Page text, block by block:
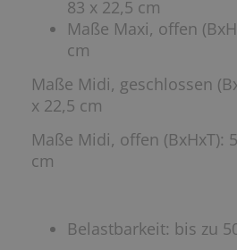
83 x 22,5 cm
Maße Maxi, offen
cm
Maße Midi, geschlossen
x 22,5 cm
Maße Midi, offen (BxHxT):
cm
Belastbarkeit: bis zu